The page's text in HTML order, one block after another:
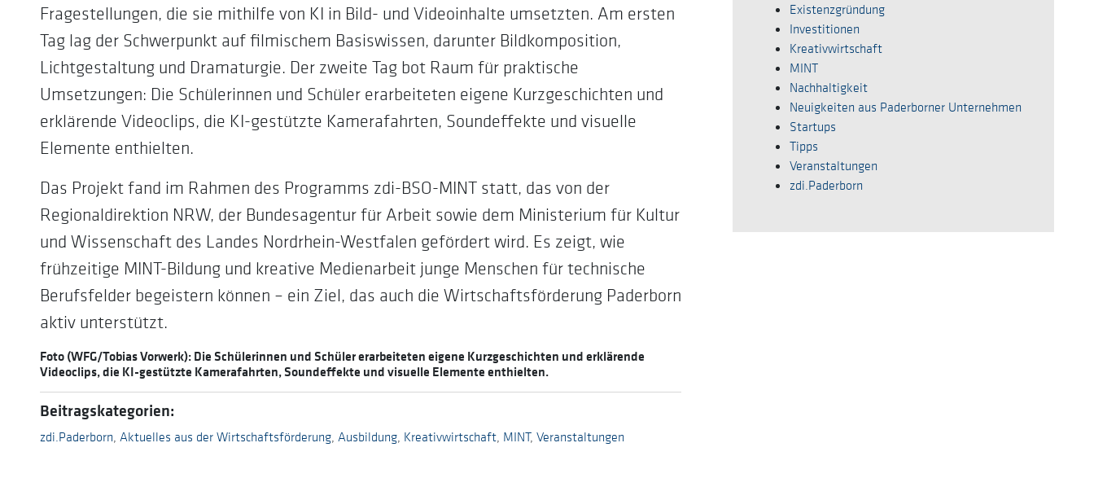
Fragestellungen, die sie mithilfe von KI in Bild- und Videoinhalte umsetzten. Am ersten
Tag lag der Schwerpunkt auf filmischem Basiswissen, darunter Bildkomposition,
Lichtgestaltung und Dramaturgie. Der zweite Tag bot Raum für praktische
Umsetzungen: Die Schülerinnen und Schüler erarbeiteten eigene Kurzgeschichten und
erklärende Videoclips, die KI-gestützte Kamerafahrten, Soundeffekte und visuelle
Elemente enthielten.
Das Projekt fand im Rahmen des Programms zdi-BSO-MINT statt, das von der
Regionaldirektion NRW, der Bundesagentur für Arbeit sowie dem Ministerium für Kultur
und Wissenschaft des Landes Nordrhein-Westfalen gefördert wird. Es zeigt, wie
frühzeitige MINT-Bildung und kreative Medienarbeit junge Menschen für technische
Berufsfelder begeistern können – ein Ziel, das auch die Wirtschaftsförderung Paderborn
aktiv unterstützt.
Foto (WFG/Tobias Vorwerk): Die Schülerinnen und Schüler erarbeiteten eigene Kurzgeschichten und erklärende
Videoclips, die KI-gestützte Kamerafahrten, Soundeffekte und visuelle Elemente enthielten.
Beitragskategorien:
zdi.Paderborn, Aktuelles aus der Wirtschaftsförderung, Ausbildung, Kreativwirtschaft, MINT, Veranstaltungen
Existenzgründung
Investitionen
Kreativwirtschaft
MINT
Nachhaltigkeit
Neuigkeiten aus Paderborner Unternehmen
Startups
Tipps
Veranstaltungen
zdi.Paderborn